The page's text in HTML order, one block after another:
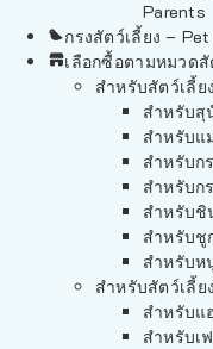
Parents
กรงสัตว์เลี้ยง –
เลือกซื้อตามหมวดสั
สำหรับสัตว์เลี้ย
สำหรับสุ
สำหรับแ
สำหรับก
สำหรับก
สำหรับชิ
สำหรับชู
สำหรับห
สำหรับสัตว์เลี้ย
สำหรับแ
สำหรับเ